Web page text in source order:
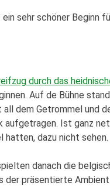
sehr schöner Beginn
durch das
Auf de Bühne
dem Getrommel und
aufgetragen. Ist ganz
hatten, dazu nicht sehen.
danach die
der präsentierte